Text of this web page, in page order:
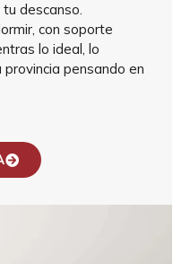
descanso.
con soporte
lo ideal, lo
pensando en